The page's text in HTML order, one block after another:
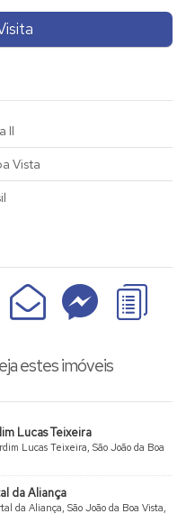
II
Vista
estes imóveis
Lucas Teixeira
Lucas Teixeira, São João da Boa
da Aliança
da Aliança, São João da Boa Vista,